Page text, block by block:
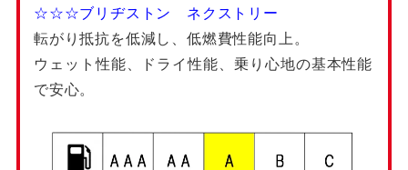
☆☆☆ブリヂストン ネクストリー
転がり抵抗を低減し、低燃費性能向上。
ウェット性能、ドライ性能、乗り心地の基本性能
で安心。